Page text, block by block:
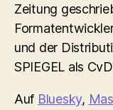
Zeitung
und der
SPIEGEL als
Auf Bluesky,